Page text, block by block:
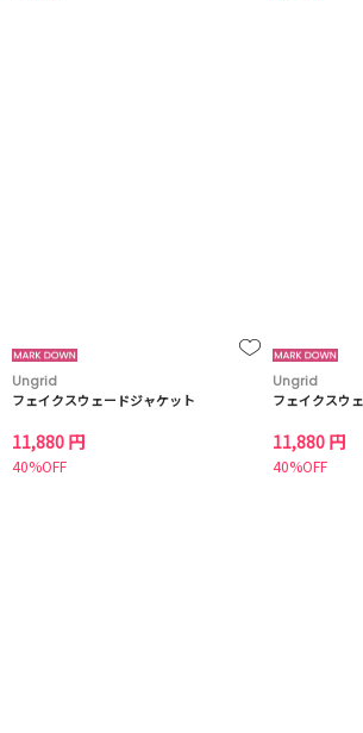
Ungrid
フェイクスウェードジャケット
11,880 円
40%OFF
Ungrid
フェイクスウ
11,880 円
40%OFF